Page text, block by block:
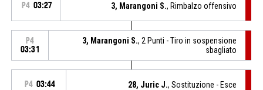
P4 03:27 3, Marangoni S., Rimbalzo offensivo
P4
03:31
3, Marangoni S., 2 Punti - Tiro in sospensione
sbagliato
P4 03:44 28, Juric J., Sostituzione - Esce